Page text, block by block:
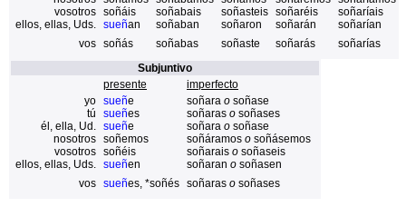
vosotros
ellos, ellas, Uds.
vos
soñáis
sueñan
soñás
soñabais
soñaban
soñabas
soñasteis
soñaron
soñaste
soñaréis
soñarán
soñarás
soñaríais
soñarían
soñarías
Subjuntivo
presente
imperfecto
yo
tú
él, ella, Ud.
nosotros
vosotros
ellos, ellas, Uds.
vos
sueñe
sueñes
sueñe
soñemos
soñéis
sueñen
sueñes, *soñés
soñara o soñase
soñaras o soñases
soñara o soñase
soñáramos o soñásemos
soñarais o soñaseis
soñaran o soñasen
soñaras o soñases